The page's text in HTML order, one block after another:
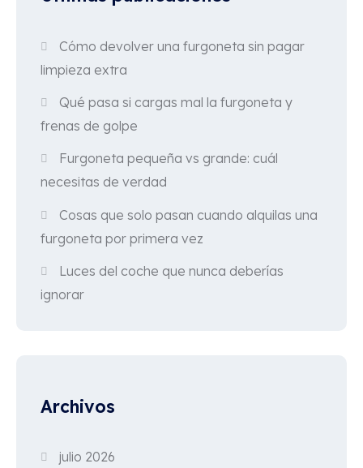
Cómo devolver una furgoneta sin pagar
limpieza extra
Qué pasa si cargas mal la furgoneta y
frenas de golpe
Furgoneta pequeña vs grande: cuál
necesitas de verdad
Cosas que solo pasan cuando alquilas una
furgoneta por primera vez
Luces del coche que nunca deberías
ignorar
Archivos
julio 2026